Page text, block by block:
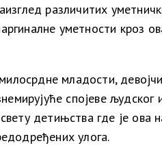
различитих
уметности кроз
младости,
спојеве
детињства где је ова
улога.